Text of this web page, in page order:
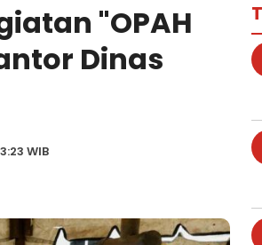
"OPAH
Dinas
WIB